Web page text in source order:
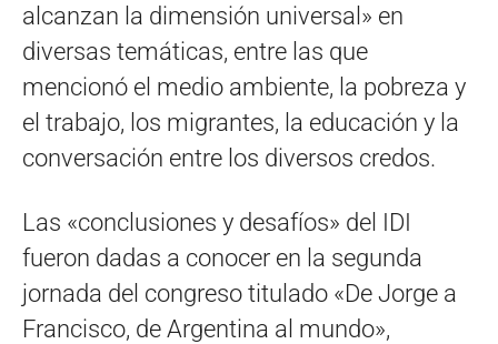
alcanzan la dimensión universal» en
diversas temáticas, entre las que
mencionó el medio ambiente, la pobreza y
el trabajo, los migrantes, la educación y la
conversación entre los diversos credos.
Las «conclusiones y desafíos» del IDI
fueron dadas a conocer en la segunda
jornada del congreso titulado «De Jorge a
Francisco, de Argentina al mundo»,